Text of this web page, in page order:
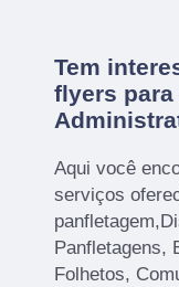
Tem
flyers
Aqui você
serviços
Panfletagens,
Folhetos,